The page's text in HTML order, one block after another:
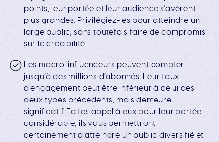
points, leur portée et leur audience s’avèrent
plus grandes. Privilégiez-les pour atteindre un
large public, sans toutefois faire de compromis
sur la crédibilité.
Les macro-influenceurs peuvent compter
jusqu’à des millions d’abonnés. Leur taux
d’engagement peut être inférieur à celui des
deux types précédents, mais demeure
significatif. Faites appel à eux pour leur portée
considérable, ils vous permettront
certainement d’atteindre un public diversifié et